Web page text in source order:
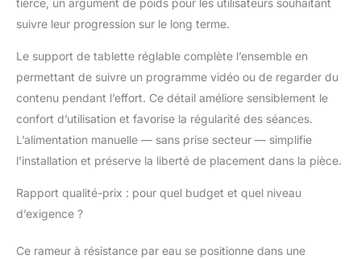
tierce, un argument de poids pour les utilisateurs souhaitant
suivre leur progression sur le long terme.
Le support de tablette réglable complète l’ensemble en
permettant de suivre un programme vidéo ou de regarder du
contenu pendant l’effort. Ce détail améliore sensiblement le
confort d’utilisation et favorise la régularité des séances.
L’alimentation manuelle — sans prise secteur — simplifie
l’installation et préserve la liberté de placement dans la pièce.
Rapport qualité-prix : pour quel budget et quel niveau
d’exigence ?
Ce rameur à résistance par eau se positionne dans une